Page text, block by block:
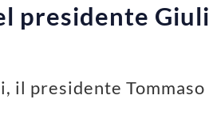
presidente
il presidente